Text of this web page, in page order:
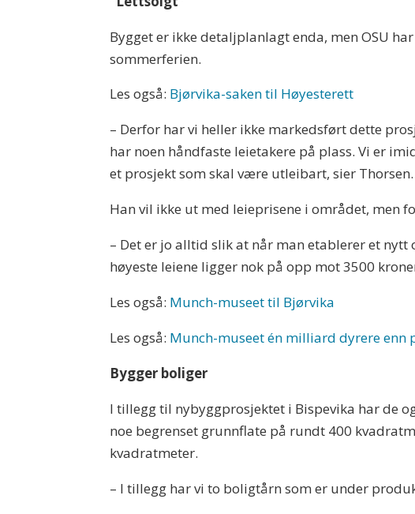
Bygget er ikke detaljplanlagt enda, men OSU
sommerferien.
Les også: Bjørvika-saken til Høyesterett
– Derfor har vi heller ikke markedsført dette
har noen håndfaste leietakere på plass. Vi er
et prosjekt som skal være utleibart, sier Thorsen.
Han vil ikke ut med leieprisene i området, men
– Det er jo alltid slik at når man etablerer et
høyeste leiene ligger nok på opp mot 3500
Les også: Munch-museet til Bjørvika
Les også: Munch-museet én milliard dyrere enn
Bygger boliger
I tillegg til nybyggprosjektet i Bispevika har de
noe begrenset grunnflate på rundt 400
kvadratmeter.
– I tillegg har vi to boligtårn som er under